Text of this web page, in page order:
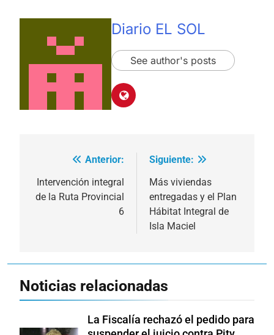
Diario EL SOL
See author's posts
Navegación
de
Anterior:
Intervención integral
de la Ruta Provincial
6
Siguiente:
Más viviendas
entregadas y el Plan
Hábitat Integral de
Isla Maciel
Noticias relacionadas
La Fiscalía rechazó el pedido para